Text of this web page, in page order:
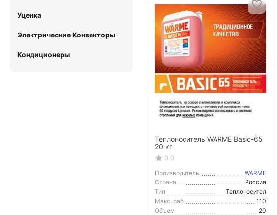
Теплоноситель WARME Basic-65
20 кг
0.0
Производитель
WARME
Страна
Производитель
Россия
Тип
Теплоносител
ь
Макс. раб.
температура
110
Объем
20
Уценка
Электрические Конвекторы
Кондиционеры